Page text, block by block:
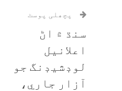
پچھلی پوسٹ
سنڌ ۾ اڻ
اعلانيل
لوڊشيڊنگ جو
آزار جاري،